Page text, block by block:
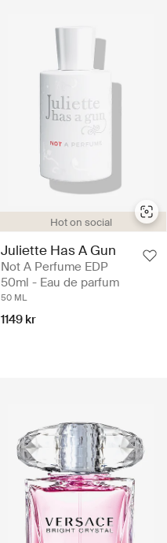
Hot on social
Juliette Has A Gun
Not A Perfume EDP
50ml - Eau de parfum
50 ML
1149 kr